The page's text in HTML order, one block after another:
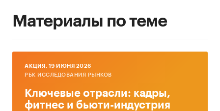
Материалы по теме
AКЦИЯ, 19 ИЮНЯ 2026
РБК ИССЛЕДОВАНИЯ РЫНКОВ
Ключевые отрасли: кадры,
фитнес и бьюти-индустрия